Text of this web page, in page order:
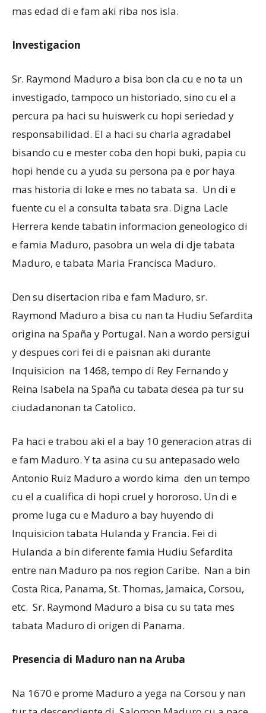
mas edad di e fam aki riba nos isla.
Investigacion
Sr. Raymond Maduro a bisa bon cla cu e no ta un
investigado, tampoco un historiado, sino cu el a
percura pa haci su huiswerk cu hopi seriedad y
responsabilidad. El a haci su charla agradabel
bisando cu e mester coba den hopi buki, papia cu
hopi hende cu a yuda su persona pa e por haya
mas historia di loke e mes no tabata sa. Un di e
fuente cu el a consulta tabata sra. Digna Lacle
Herrera kende tabatin informacion geneologico di
e famia Maduro, pasobra un wela di dje tabata
Maduro, e tabata Maria Francisca Maduro.
Den su disertacion riba e fam Maduro, sr.
Raymond Maduro a bisa cu nan ta Hudiu Sefardita
origina na Spaña y Portugal. Nan a wordo persigui
y despues cori fei di e paisnan aki durante
Inquisicion na 1468, tempo di Rey Fernando y
Reina Isabela na Spaña cu tabata desea pa tur su
ciudadanonan ta Catolico.
Pa haci e trabou aki el a bay 10 generacion atras di
e fam Maduro. Y ta asina cu su antepasado welo
Antonio Ruiz Maduro a wordo kima den un tempo
cu el a cualifica di hopi cruel y hororoso. Un di e
prome luga cu e Maduro a bay huyendo di
Inquisicion tabata Hulanda y Francia. Fei di
Hulanda a bin diferente famia Hudiu Sefardita
entre nan Maduro pa nos region Caribe. Nan a bin
Costa Rica, Panama, St. Thomas, Jamaica, Corsou,
etc. Sr. Raymond Maduro a bisa cu su tata mes
tabata Maduro di origen di Panama.
Presencia di Maduro nan na Aruba
Na 1670 e prome Maduro a yega na Corsou y nan